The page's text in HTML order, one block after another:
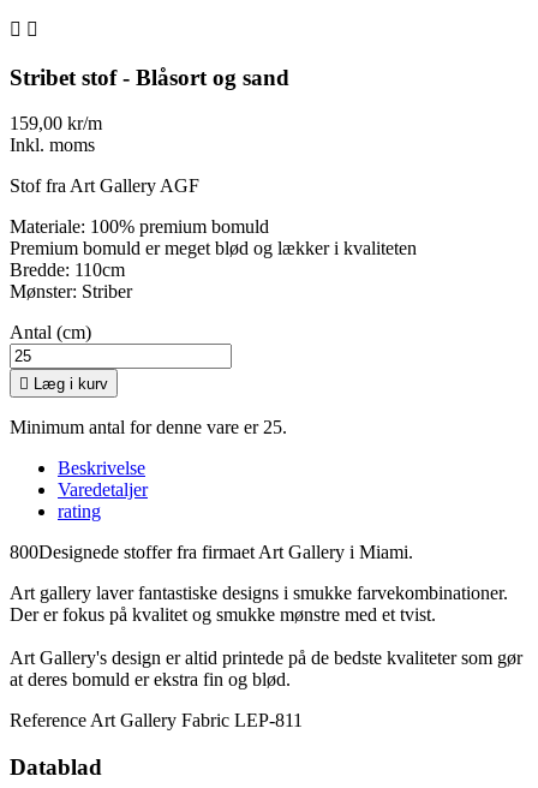
 
Stribet stof - Blåsort og sand
159,00 kr/m
Inkl. moms
Stof fra Art Gallery AGF
Materiale: 100% premium bomuld
Premium bomuld er meget blød og lækker i kvaliteten
Bredde: 110cm
Mønster: Striber
Antal (cm)
 Læg i kurv
Minimum antal for denne vare er 25.
Beskrivelse
Varedetaljer
rating
800Designede stoffer fra firmaet Art Gallery i Miami.
Art gallery laver fantastiske designs i smukke farvekombinationer.
Der er fokus på kvalitet og smukke mønstre med et tvist.
Art Gallery's design er altid printede på de bedste kvaliteter som gør
at deres bomuld er ekstra fin og blød.
Reference Art Gallery Fabric LEP-811
Datablad